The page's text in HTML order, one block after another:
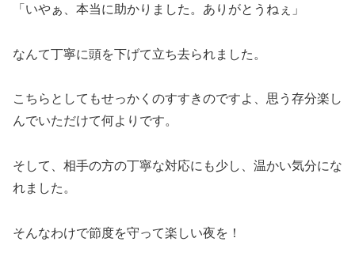
「いやぁ、本当に助かりました。ありがとうねぇ」
なんて丁寧に頭を下げて立ち去られました。
こちらとしてもせっかくのすすきのですよ、思う存分楽し
んでいただけて何よりです。
そして、相手の方の丁寧な対応にも少し、温かい気分にな
れました。
そんなわけで節度を守って楽しい夜を！